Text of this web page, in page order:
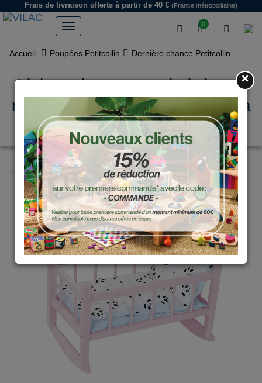
0
Frais de livraison offerts à partir de 40 € (France métropolitaine)
Accueil Poupées Petitcollin Dernière chance Petitcollin
Lit bercelonnette en bois laqué
rose panda pour poupée jusqu'à
40 cm
×